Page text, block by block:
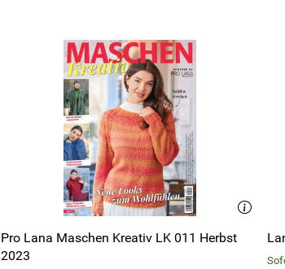
Pro Lana Maschen Kreativ LK 011 Herbst
2023